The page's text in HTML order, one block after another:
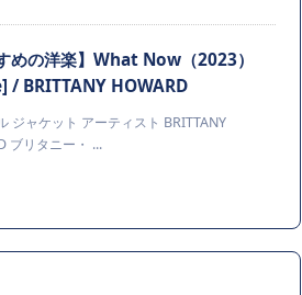
すめの洋楽】What Now（2023）
/ BRITTANY HOWARD
ジャケット アーティスト BRITTANY
ブリタニー・ ...